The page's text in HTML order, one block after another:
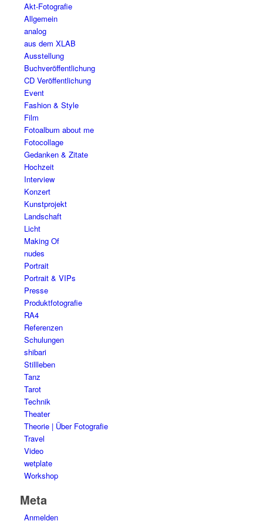
Akt-Fotografie
Allgemein
analog
aus dem XLAB
Ausstellung
Buchveröffentlichung
CD Veröffentlichung
Event
Fashion & Style
Film
Fotoalbum about me
Fotocollage
Gedanken & Zitate
Hochzeit
Interview
Konzert
Kunstprojekt
Landschaft
Licht
Making Of
nudes
Portrait
Portrait & VIPs
Presse
Produktfotografie
RA4
Referenzen
Schulungen
shibari
Stillleben
Tanz
Tarot
Technik
Theater
Theorie | Über Fotografie
Travel
Video
wetplate
Workshop
Meta
Anmelden